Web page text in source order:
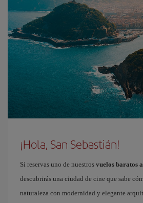
¡Hola, San Sebastián!
Si reservas uno de nuestros vuelos baratos
descubrirás una ciudad de cine que sabe
naturaleza con modernidad y elegante